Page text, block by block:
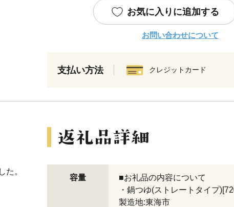
お気に入りに追加する
お問い合わせについて
支払い方法 クレジットカード
た。
容量
■お礼品の内容について
・鍋つゆ(ストレートタイプ
製造地:東海市